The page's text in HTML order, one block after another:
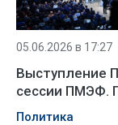
05.06.2026 в 17:27
Выступление
сессии ПМЭФ.
Политика